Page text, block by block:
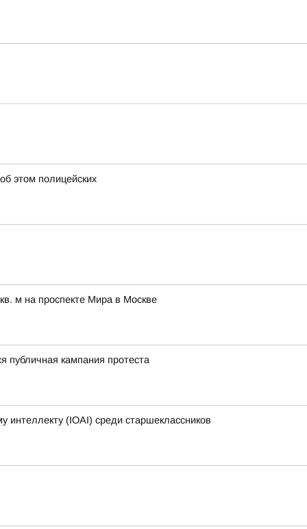
этом полицейских
м на проспекте Мира в Москве
публичная кампания протеста
(IOAI) среди старшеклассников